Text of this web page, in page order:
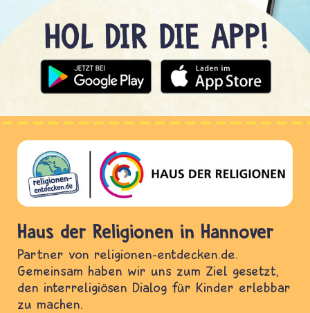
Haus der Religionen in Hannover
Partner von religionen-entdecken.de.
Gemeinsam haben wir uns zum Ziel gesetzt,
den interreligiösen Dialog für Kinder erlebbar
zu machen.